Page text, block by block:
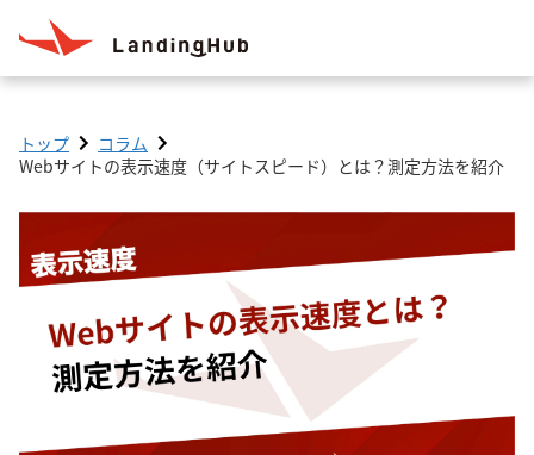
トップ
コラム
Webサイトの表示速度（サイトスピード）とは？測定方法を紹介